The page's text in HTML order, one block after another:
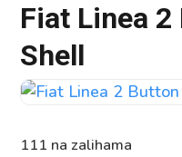
Fiat Linea
Shell
111 na zalihama